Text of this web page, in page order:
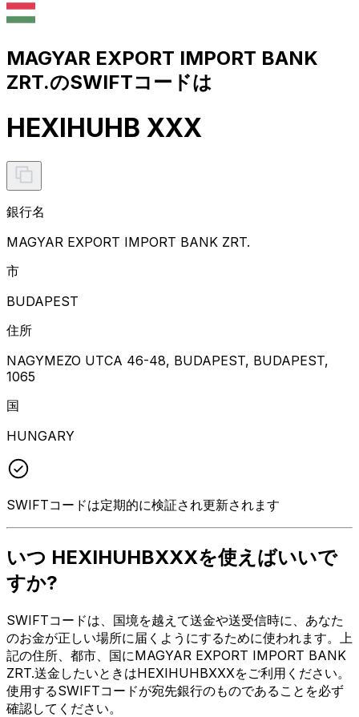
MAGYAR EXPORT IMPORT BANK
ZRT.のSWIFTコードは
HEXIHUHB XXX
銀行名
MAGYAR EXPORT IMPORT BANK ZRT.
市
BUDAPEST
住所
NAGYMEZO UTCA 46-48, BUDAPEST, BUDAPEST,
1065
国
HUNGARY
SWIFTコードは定期的に検証され更新されます
いつ HEXIHUHBXXXを使えばいいで
すか?
SWIFTコードは、国境を越えて送金や送受信時に、あなた
のお金が正しい場所に届くようにするために使われます。上
記の住所、都市、国にMAGYAR EXPORT IMPORT BANK
ZRT.送金したいときはHEXIHUHBXXXをご利用ください。
使用するSWIFTコードが宛先銀行のものであることを必ず
確認してください。